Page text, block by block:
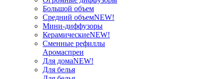
Большой объем
Средний объемNEW!
Мини-диффузоры
КерамическиеNEW!
Сменные рефиллы
Аромаспреи
Для домаNEW!
Для белья